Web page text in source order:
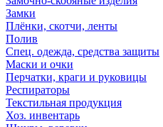
Замки
Плёнки, скотчи, ленты
Полив
Спец. одежда, средства защиты
Маски и очки
Перчатки, краги и руковицы
Респираторы
Текстильная продукция
Хоз. инвентарь